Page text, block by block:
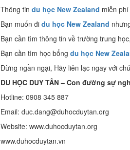
Thông tin du học New Zealand miễn phí
Bạn muốn đi du học New Zealand
Bạn cần tìm thông tin về trường trung
Bạn cần tìm học bổng du học New
Đừng ngần ngại, Hãy liên lạc ngay với
DU HỌC DUY TÂN – Con đường sự
Hotline: 0908 345 887
Email: duc.dang@duhocduytan.org
Website: www.duhocduytan.org
www.duhocduytan.vn